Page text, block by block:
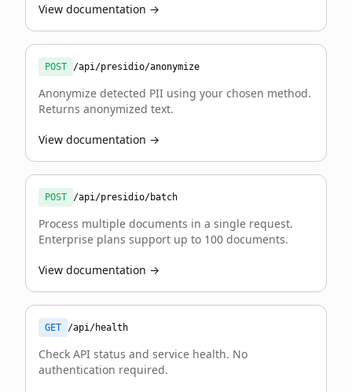
View documentation →
POST /api/presidio/anonymize
Anonymize detected PII using your chosen method.
Returns anonymized text.
View documentation →
POST /api/presidio/batch
Process multiple documents in a single request.
Enterprise plans support up to 100 documents.
View documentation →
GET /api/health
Check API status and service health. No
authentication required.